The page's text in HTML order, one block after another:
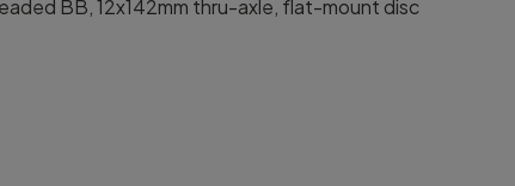
BB, 12x142mm thru-axle, flat-mount disc